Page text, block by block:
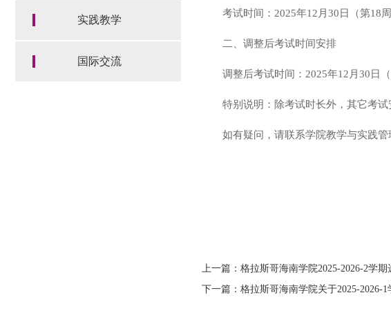
实践教学
国际交流
考试时间：2025年12月30日（第18
二、调整后考试时间安排
调整后考试时间：2025年12月30日
特别说明：除考试时长外，其它考
如有疑问，请联系学院教学与实践管
上一篇：格拉斯哥海南学院2025-2026-2学